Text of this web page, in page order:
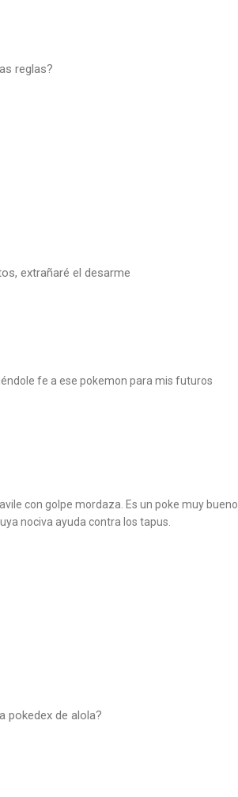
reglas?
extrañaré el desarme
fe a ese pokemon para mis futuros
con golpe mordaza. Es un poke muy bueno
nociva ayuda contra los tapus.
pokedex de alola?